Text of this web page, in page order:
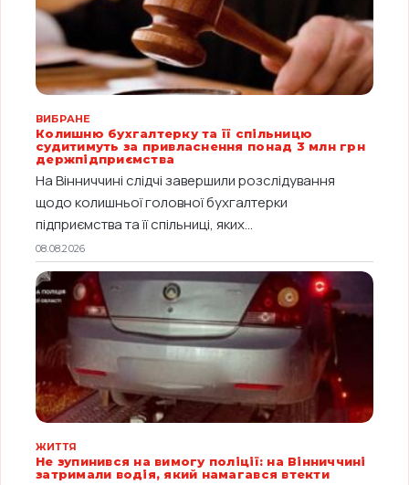
ВИБРАНЕ
Колишню бухгалтерку та її спільницю
судитимуть за привласнення понад 3 млн грн
держпідприємства
На Вінниччині слідчі завершили розслідування
щодо колишньої головної бухгалтерки
підприємства та її спільниці, яких...
08.08.2026
ЖИТТЯ
Не зупинився на вимогу поліції: на Вінниччині
затримали водія, який намагався втекти